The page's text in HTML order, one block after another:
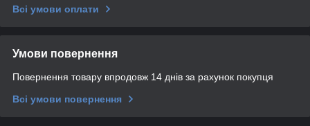
Всі умови оплати
Умови повернення
Повернення товару впродовж 14 днів за рахунок покупця
Всі умови повернення